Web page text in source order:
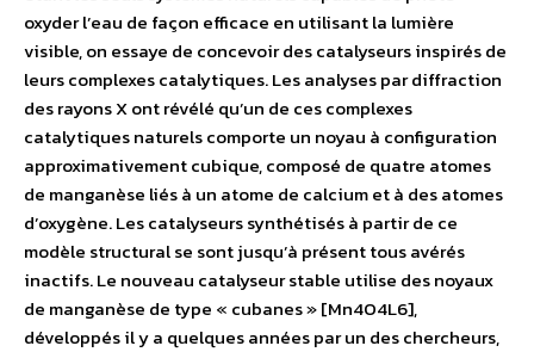
oxyder l’eau de façon efficace en utilisant la lumière
visible, on essaye de concevoir des catalyseurs inspirés de
leurs complexes catalytiques. Les analyses par diffraction
des rayons X ont révélé qu’un de ces complexes
catalytiques naturels comporte un noyau à configuration
approximativement cubique, composé de quatre atomes
de manganèse liés à un atome de calcium et à des atomes
d’oxygène. Les catalyseurs synthétisés à partir de ce
modèle structural se sont jusqu’à présent tous avérés
inactifs. Le nouveau catalyseur stable utilise des noyaux
de manganèse de type « cubanes » [Mn4O4L6],
développés il y a quelques années par un des chercheurs,